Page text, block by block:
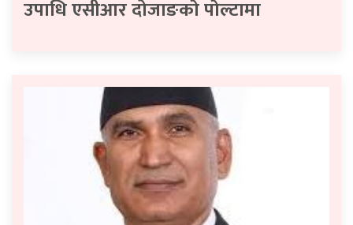
उपाधि एसीआर दोजाङकाे पाेल्टामा